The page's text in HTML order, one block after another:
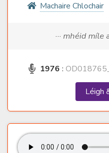
Machaire Chlochair
··· mhéid míle
1976 :
Léigh